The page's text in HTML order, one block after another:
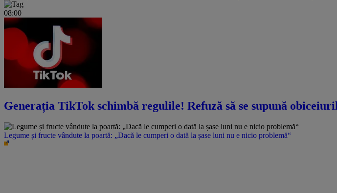
08:00
Generația TikTok schimbă regulile! Refuză să se supună
Legume și fructe vândute la poartă: „Dacă le cumperi o dată la șase luni nu e nicio problemă“